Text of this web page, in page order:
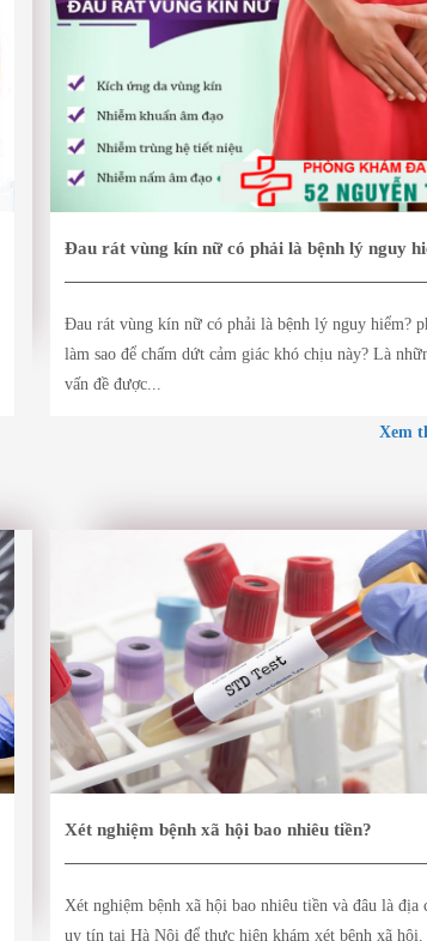
Đau rát vùng kín nữ có phải là bệnh lý nguy
Đau rát vùng kín nữ có phải là bệnh lý nguy hiểm?
làm sao để chấm dứt cảm giác khó chịu này? Là
vấn đề được...
Xem
Xét nghiệm bệnh xã hội bao nhiêu tiền?
Xét nghiệm bệnh xã hội bao nhiêu tiền và đâu là địa
uy tín tại Hà Nội để thực hiện khám xét bệnh xã hội.